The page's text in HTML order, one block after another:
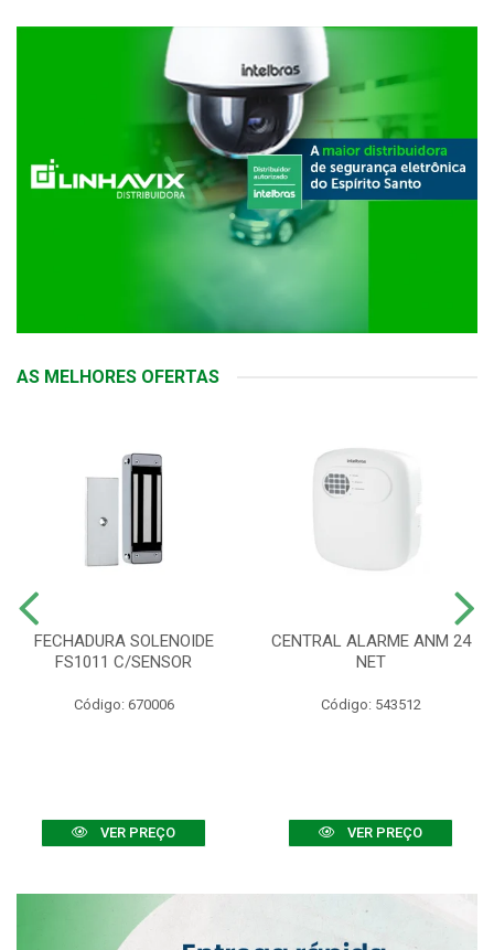
AS MELHORES OFERTAS
FECHADURA SOLENOIDE
FS1011 C/SENSOR
Código: 670006
VER PREÇO
CENTRAL ALARME ANM 24
NET
Código: 543512
VER PREÇO